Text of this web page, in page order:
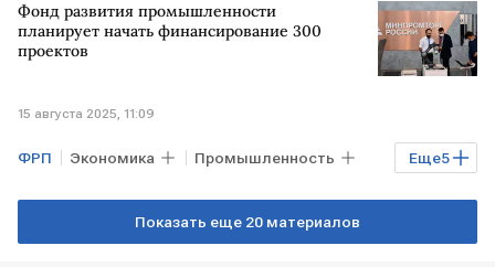
Фонд развития промышленности
планирует начать финансирование 300
проектов
15 августа 2025, 11:09
Еще5
ФРП Экономика Промышленность
Бизнес Челябинск
Показать еще 20 материалов